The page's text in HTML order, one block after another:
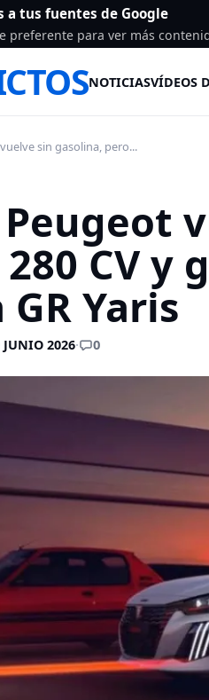
a tus fuentes de Google
preferente para ver más
NOTICIASVÍDEOS
sin gasolina, pero...
Peugeot
CV y
Yaris
JUNIO 2026· 0